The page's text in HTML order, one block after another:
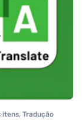
itens, Tradução